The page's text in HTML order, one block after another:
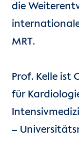
die
MRT.
Prof. Kelle ist
für
–